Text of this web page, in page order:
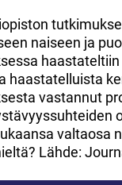
naiseen ja
haastatelluista
vastannut
valtaosa
Lähde: